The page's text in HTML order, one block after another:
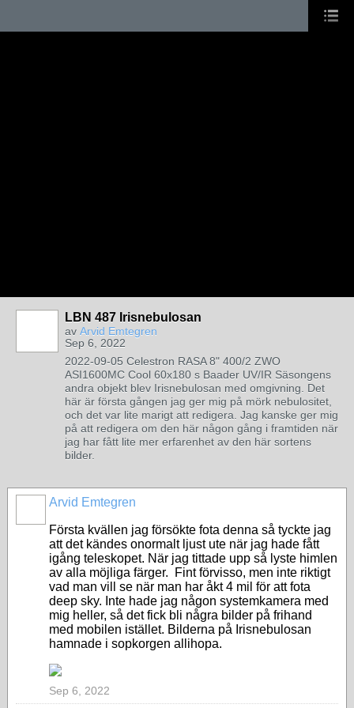
LBN 487 Irisnebulosan
av Arvid Emtegren
Sep 6, 2022
2022-09-05 Celestron RASA 8" 400/2 ZWO
ASI1600MC Cool 60x180 s Baader UV/IR Säsongens
andra objekt blev Irisnebulosan med omgivning. Det
här är första gången jag ger mig på mörk nebulositet,
och det var lite marigt att redigera. Jag kanske ger mig
på att redigera om den här någon gång i framtiden när
jag har fått lite mer erfarenhet av den här sortens
bilder.
Arvid Emtegren
Första kvällen jag försökte fota denna så tyckte jag
att det kändes onormalt ljust ute när jag hade fått
igång teleskopet. När jag tittade upp så lyste himlen
av alla möjliga färger. Fint förvisso, men inte riktigt
vad man vill se när man har åkt 4 mil för att fota
deep sky. Inte hade jag någon systemkamera med
mig heller, så det fick bli några bilder på frihand
med mobilen istället. Bilderna på Irisnebulosan
hamnade i sopkorgen allihopa.
Sep 6, 2022